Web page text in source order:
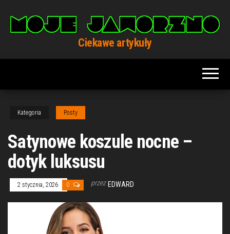
treści
Ciekawe artykuły
Kategoria Posty
Satynowe koszule nocne –
dotyk luksusu
2 stycznia, 2026 0 przez EDWARD